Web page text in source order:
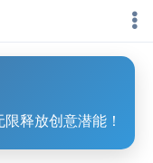
释放创意潜能！